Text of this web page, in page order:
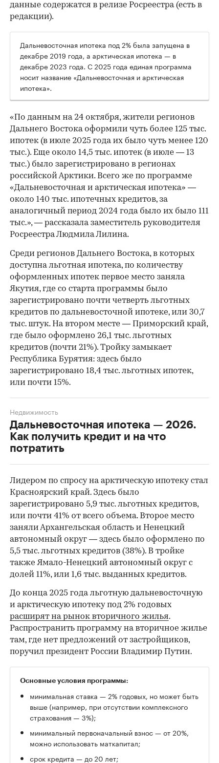
данные содержатся в релизе Росреестра (есть в
редакции).
Дальневосточная ипотека под 2% была запущена в
декабре 2019 года, а арктическая ипотека — в
декабре 2023 года. С 2025 года единая программа
носит название «Дальневосточная и арктическая
ипотека».
«По данным на 24 октября, жители регионов
Дальнего Востока оформили чуть более 125 тыс.
ипотек (в июле 2025 года их было чуть менее 120
тыс.). Еще около 14,5 тыс. ипотек (в июле — 13
тыс.) было зарегистрировано в регионах
российской Арктики. Всего же по программе
«Дальневосточная и арктическая ипотека» —
около 140 тыс. ипотечных кредитов, за
аналогичный период 2024 года было их было 111
тыс.», — рассказала заместитель руководителя
Росреестра Людмила Лилина.
00:00 / 00:00
Среди регионов Дальнего Востока, в которых
доступна льготная ипотека, по количеству
оформленных ипотек первое место заняла
Якутия, где со старта программы было
зарегистрировано почти четверть льготных
кредитов по дальневосточной ипотеке, или 30,7
тыс. штук. На втором месте — Приморский край,
где было оформлено 26,1 тыс. льготных
кредитов (почти 21%). Тройку замыкает
Республика Бурятия: здесь было
зарегистрировано 18,4 тыс. льготных ипотек,
или почти 15%.
Дальневосточная ипотека — 2026.
Как получить кредит и на что
потратить
Недвижимость
Лидером по спросу на арктическую ипотеку стал
Красноярский край. Здесь было
зарегистрировано 5,9 тыс. льготных кредитов,
или почти 41% от всего объема. Второе место
заняли Архангельская область и Ненецкий
автономный округ — здесь было оформлено по
5,5 тыс. льготных кредитов (38%). В тройке
также Ямало-Ненецкий автономный округ с
долей 11%, или 1,6 тыс. выданных кредитов.
До конца 2025 года льготную дальневосточную
и арктическую ипотеку под 2% годовых
расширят на рынок вторичного жилья.
Распространить программу на вторичное жилье
там, где нет предложений от застройщиков,
поручил президент России Владимир Путин.
Основные условия программы:
минимальная ставка — 2% годовых, но может быть
выше (например, при отсутствии комплексного
страхования — 3%);
минимальный первоначальный взнос — от 20%,
можно использовать маткапитал;
срок кредита — до 20 лет;